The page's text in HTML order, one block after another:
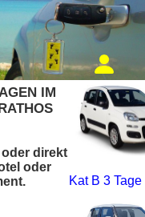
IM
direkt
oder
Kat B 3 Tage